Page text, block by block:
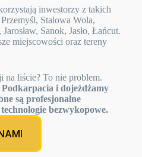
inwestorzy z takich
Stalowa Wola,
Sanok, Jasło, Łańcut.
miejscowości oraz tereny
liście? To nie problem.
Podkarpacia i dojeżdżamy
są profesjonalne
bezwykopowe.